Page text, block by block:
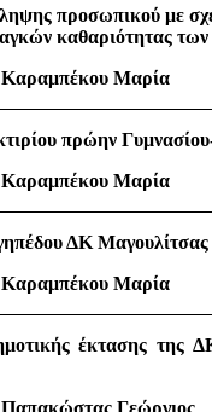
προσωπικού με
καθαριότητας
Μαρία
πρώην
Μαρία
ΔΚ Μαγουλίτσας
Μαρία
έκτασης της
Γεώργιος